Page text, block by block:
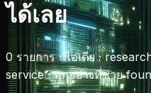
ได้เลย
0รายการ·ไอเดีย ·
service · ทุกอย่างที่ช่วย